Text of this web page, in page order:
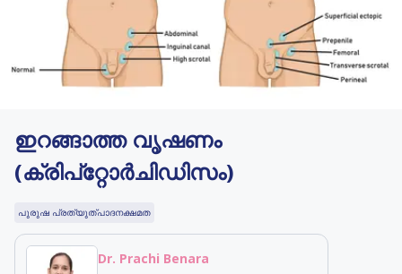
ഇറങ്ങാത്ത വൃഷണം
(ക്രിപ്റ്റോർചിഡിസം)
പുരുഷ പ്രത്യുത്പാദനക്ഷമത
Dr. Prachi Benara